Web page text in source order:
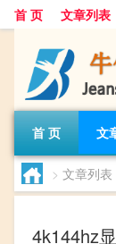
首 页 文章列表
首 页 文
> 文章列表
4k144hz